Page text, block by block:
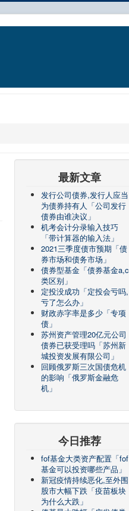
最新文章
发行公司债券,发行人应当
为债券持有人「公司发行
债券由谁决议」
机考会计分录输入技巧
「带计算器的输入法」
2021三季度债市预期「债
券市场和债务市场」
债券型基金「债券基金a,c
类区别」
定投没成功「定投会亏吗,
亏了怎么办」
财政赤字率是多少「专项
债」
苏州资产管理20亿元公司
债券已获受理吗「苏州新
城投资发展有限公司」
回顾俄罗斯三次国债危机
的影响「俄罗斯金融危
机」
今日推荐
fof基金大类资产配置「fof
基金可以投资哪些产品」
新冠疫情持续恶化,至外围
股市大幅下跌「疫苗板块
为什么大跌」